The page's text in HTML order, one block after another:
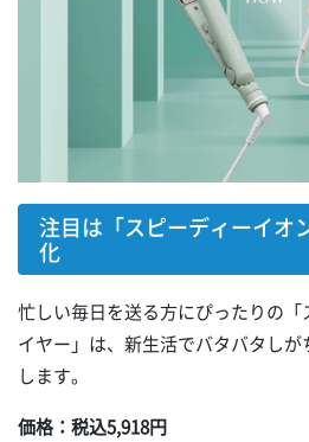
注目は「スピーディーイオ
化
忙しい毎日を送る方にぴったりの
イヤー」は、新生活でバタバタし
します。
価格：税込5,918円